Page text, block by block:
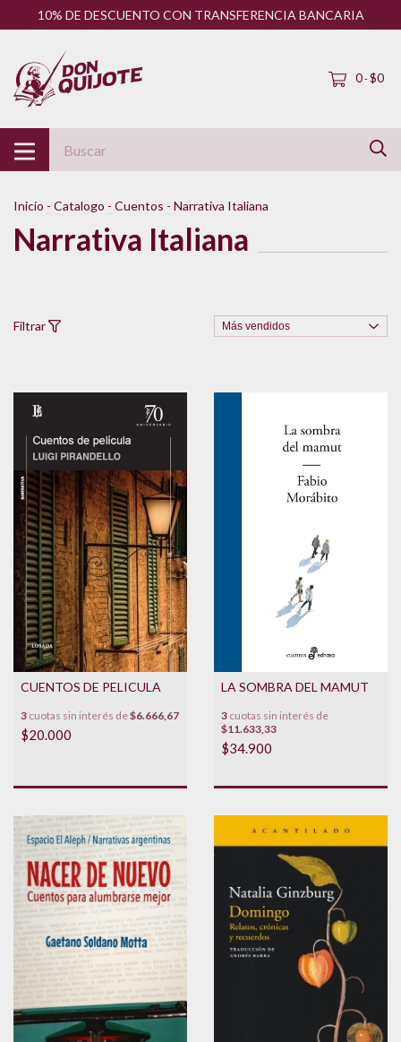
10% DE DESCUENTO CON TRANSFERENCIA BANCARIA
0-$0
Inicio - Catalogo - Cuentos - Narrativa Italiana
Narrativa Italiana
Filtrar
CUENTOS DE PELICULA
3 cuotas sin interés de$6.666,67
$20.000
LA SOMBRA DEL MAMUT
3 cuotas sin interés de
$11.633,33
$34.900